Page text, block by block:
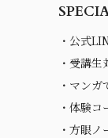
・公式
・受講
・マン
・体験コ
・方眼